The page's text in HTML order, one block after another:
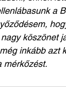
a
köszönet
inkább
mérkőzést.